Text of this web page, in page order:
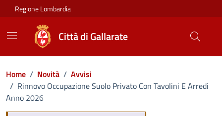
Vai ai contenuti
Vai al footer
Regione Lombardia
Città di Gallarate
Home / Novità / Avvisi
/ Rinnovo Occupazione Suolo Privato Con Tavolini E Arredi
Anno 2026